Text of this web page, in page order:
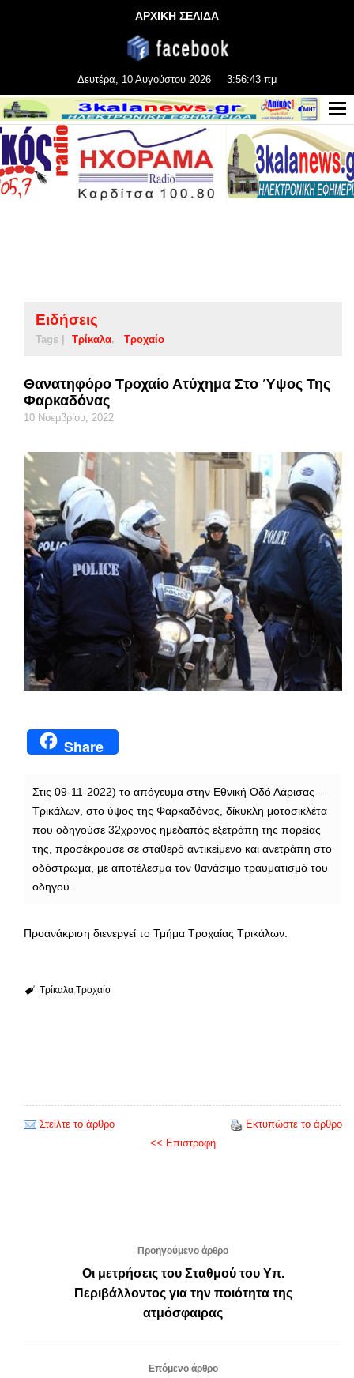
ΑΡΧΙΚΗ ΣΕΛΙΔΑ
Δευτέρα, 10 Αυγούστου 2026 3:56:44 πμ
Ειδήσεις
Tags | Τρίκαλα Τροχαίο
Θανατηφόρο Τροχαίο Ατύχημα Στο Ύψος Της
Φαρκαδόνας
10 Νοεμβρίου, 2022
Share
Στις 09-11-2022) το απόγευμα στην Εθνική Οδό Λάρισας –
Τρικάλων, στο ύψος της Φαρκαδόνας, δίκυκλη μοτοσικλέτα
που οδηγούσε 32χρονος ημεδαπός εξετράπη της πορείας
της, προσέκρουσε σε σταθερό αντικείμενο και ανετράπη στο
οδόστρωμα, με αποτέλεσμα τον θανάσιμο τραυματισμό του
οδηγού.
Προανάκριση διενεργεί το Τμήμα Τροχαίας Τρικάλων.
Τρίκαλα Τροχαίο
Στείλτε το άρθρο
Εκτυπώστε το άρθρο
<< Επιστροφή
Προηγούμενο άρθρο
Οι μετρήσεις του Σταθμού του Υπ.
Περιβάλλοντος για την ποιότητα της
ατμόσφαιρας
Επόμενο άρθρο